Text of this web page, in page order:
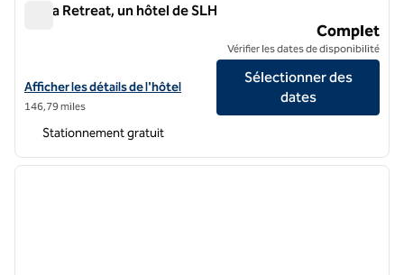
Skyra Retreat, un hôtel de SLH
Afficher les détails de l'hôtel pour Skyra Retreat, un hôtel de SLH
Afficher les détails de l'hôtel
146,79 miles
Complet
Vérifier les dates de disponibilité
Sélectionner des
dates
Stationnement gratuit
1 sur 12